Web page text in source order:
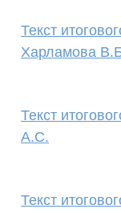
Текст
Харламова
Текст
А.С.
Текст